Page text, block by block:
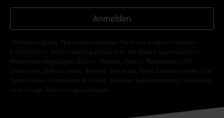
Anmelden
*4 Wochen gültig. Nur online einlösbar. Nicht mit anderen Aktionen
kombinierbar. Nach Codeeingabe wird dir der Rabatt automatisch im
Warenkorb abgezogen. Bücher, Medien, Tickets, Rammstein, (Till)
Lindemann, Böhse Onkelz, Broilers, Die Ärzte, Feine Sahne Fischfilet, Die
Toten Hosen, Gutscheine & Artikel, die einen Spendenbeitrag beinhalten,
sind von der Aktion ausgeschlossen.